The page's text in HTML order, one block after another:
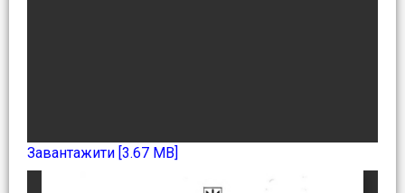
Завантажити [3.67 MB]